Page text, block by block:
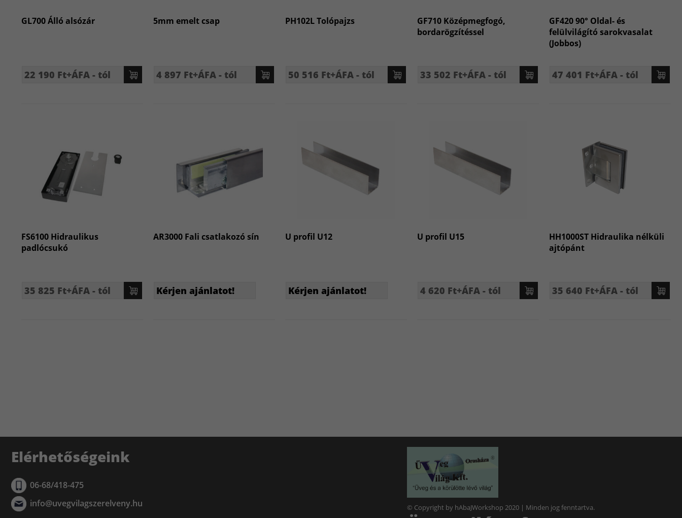
GL700 Álló alsózár
22 190 Ft+ÁFA - tól
5mm emelt csap
4 897 Ft+ÁFA - tól
PH102L Tolópajzs
50 516 Ft+ÁFA - tól
GF710 Középmegfogó,
bordarögzítéssel
33 502 Ft+ÁFA - tól
GF420 90° Oldal- és
felülvilágító sarokvasalat
(Jobbos)
47 401 Ft+ÁFA - tól
FS6100 Hidraulikus
padlócsukó
35 825 Ft+ÁFA - tól
AR3000 Fali csatlakozó sín
Kérjen ajánlatot!
U profil U12
Kérjen ajánlatot!
U profil U15
4 620 Ft+ÁFA - tól
HH1000ST Hidraulika nélküli
ajtópánt
35 640 Ft+ÁFA - tól
Elérhetőségeink
06-68/418-475
info@uvegvilagszerelveny.hu
© Copyright by hAbaJWorkshop 2020 | Minden jog fenntartva.